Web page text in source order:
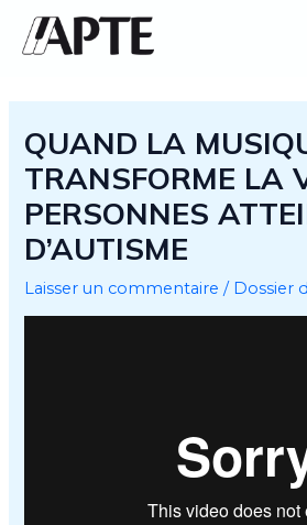
Aller
QUAND LA
TRANSFORME LA
PERSONNES
D’AUTISME
Laisser un commentaire / Dossier